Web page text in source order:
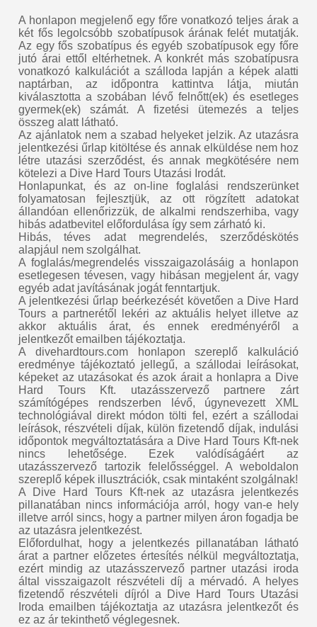
A honlapon megjelenő egy főre vonatkozó teljes árak a
két fős legolcsóbb szobatípusok árának felét mutatják.
Az egy fős szobatípus és egyéb szobatípusok egy főre
jutó árai ettől eltérhetnek. A konkrét más szobatípusra
vonatkozó kalkulációt a szálloda lapján a képek alatti
naptárban, az időpontra kattintva látja, miután
kiválasztotta a szobában lévő felnőtt(ek) és esetleges
gyermek(ek) számát. A fizetési ütemezés a teljes
összeg alatt látható.
Az ajánlatok nem a szabad helyeket jelzik. Az utazásra
jelentkezési űrlap kitöltése és annak elküldése nem hoz
létre utazási szerződést, és annak megkötésére nem
kötelezi a Dive Hard Tours Utazási Irodát.
Honlapunkat, és az on-line foglalási rendszerünket
folyamatosan fejlesztjük, az ott rögzített adatokat
állandóan ellenőrizzük, de alkalmi rendszerhiba, vagy
hibás adatbevitel előfordulása így sem zárható ki.
Hibás, téves adat megrendelés, szerződéskötés
alapjául nem szolgálhat.
A foglalás/megrendelés visszaigazolásáig a honlapon
esetlegesen tévesen, vagy hibásan megjelent ár, vagy
egyéb adat javításának jogát fenntartjuk.
A jelentkezési űrlap beérkezését követően a Dive Hard
Tours a partnerétől lekéri az aktuális helyet illetve az
akkor aktuális árat, és ennek eredményéről a
jelentkezőt emailben tájékoztatja.
A divehardtours.com honlapon szereplő kalkuláció
eredménye tájékoztató jellegű, a szállodai leírásokat,
képeket az utazásokat és azok árait a honlapra a Dive
Hard Tours Kft. utazásszervező partnere zárt
számítógépes rendszerben lévő, úgynevezett XML
technológiával direkt módon tölti fel, ezért a szállodai
leírások, részvételi díjak, külön fizetendő díjak, indulási
időpontok megváltoztatására a Dive Hard Tours Kft-nek
nincs lehetősége. Ezek valódíságáért az
utazásszervező tartozik felelősséggel. A weboldalon
szereplő képek illusztrációk, csak mintaként szolgálnak!
A Dive Hard Tours Kft-nek az utazásra jelentkezés
pillanatában nincs információja arról, hogy van-e hely
illetve arról sincs, hogy a partner milyen áron fogadja be
az utazásra jelentkezést.
Előfordulhat, hogy a jelentkezés pillanatában látható
árat a partner előzetes értesítés nélkül megváltoztatja,
ezért mindig az utazásszervező partner utazási iroda
által visszaigazolt részvételi díj a mérvadó. A helyes
fizetendő részvételi díjról a Dive Hard Tours Utazási
Iroda emailben tájékoztatja az utazásra jelentkezőt és
ez az ár tekinthető véglegesnek.